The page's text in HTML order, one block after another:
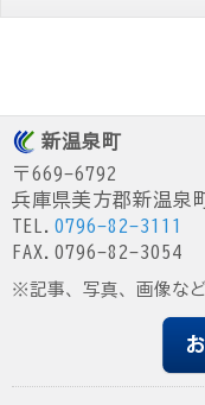
新温泉町
〒669-6792
兵庫県美方郡新温泉
TEL. 0796-82-3111
FAX.0796-82-3054
※記事、写真、画像な